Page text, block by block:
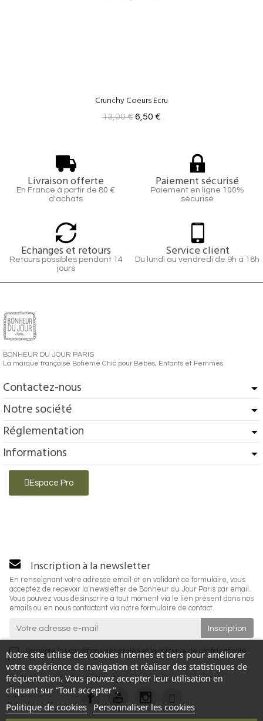
Crunchy Coeurs Ecru
13,00 €6,50 €
Livraison offerte
En France à partir de 80 €
d'achats
Paiement sécurisé
Paiement en ligne 100%
sécurisé
Echanges et retours
Retours possibles pendant 14
jours
Service client
Du lundi au vendredi de 9h à 18h
BONHEUR DU JOUR PARIS
La marque française Bohème Chic pour Bébés, Enfants et Femmes
Contactez-nous
Notre société
Réglementation
Informations
Espace Pro
Notre site utilise des cookies internes et tiers pour améliorer
votre expérience de navigation et réaliser des statistiques de
fréquentation. Vous pouvez accepter leur utilisation en
cliquant sur “Tout accepter".
Politique de cookies Personnaliser les cookies
Inscription à la newsletter
En renseignant votre adresse email et en validant ce formulaire, vous
acceptez de recevoir la newsletter de Bonheur du Jour Paris par email.
Vous pouvez vous désinscrire à tout moment via le lien présent dans nos
emails ou en nous contactant via notre formulaire de contact.
J'accepte les conditions générales et la politique de confidentialité.